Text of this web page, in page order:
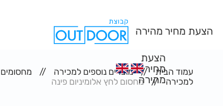
הצעת מחיר מהירה
הצעת
מחיר
מהירה
עמוד הבית מוצרים נוספים למכירה
מחסומים
למכירה
מחסום לחץ אלומיניום פינה